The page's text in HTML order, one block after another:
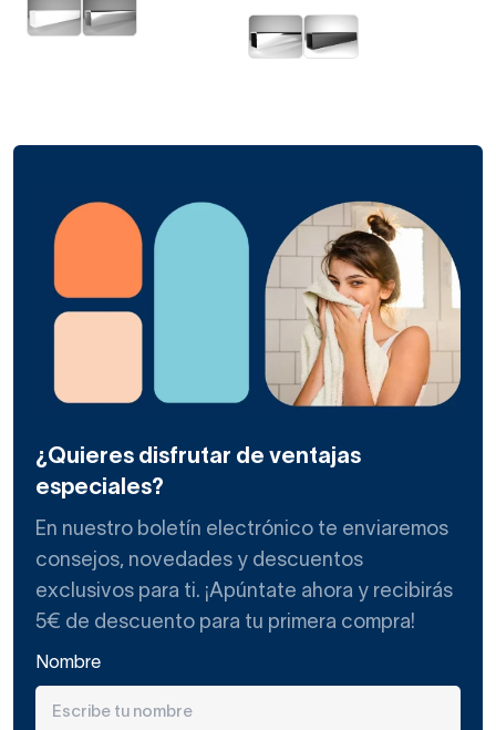
¿Quieres disfrutar de ventajas
especiales?
En nuestro boletín electrónico te enviaremos
consejos, novedades y descuentos
exclusivos para ti. ¡Apúntate ahora y recibirás
5€ de descuento para tu primera compra!
Nombre